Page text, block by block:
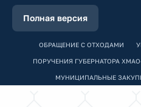
Полная версия
ОБРАЩЕНИЕ С ОТХОДАМИ
ПОРУЧЕНИЯ ГУБЕРНАТОРА
МУНИЦИПАЛЬНЫЕ